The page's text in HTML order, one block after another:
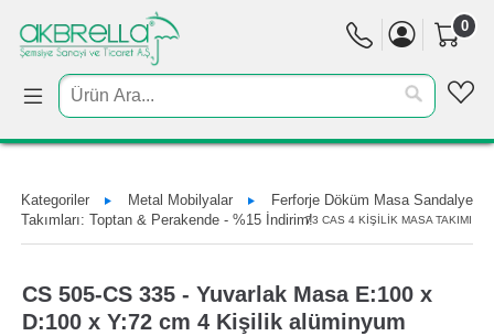
0
Kategoriler Metal Mobilyalar
Ferforje Döküm Masa Sandalye
Takımları: Toptan & Perakende - %15 İndirim!73 CAS 4 KİŞİLİK MASA TAKIMI
CS 505-CS 335 - Yuvarlak Masa E:100 x
D:100 x Y:72 cm 4 Kişilik alüminyum